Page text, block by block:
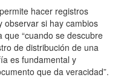
hacer registros
observar si hay cambios
“cuando se descubre
de distribución de una
es fundamental y
que da veracidad”.